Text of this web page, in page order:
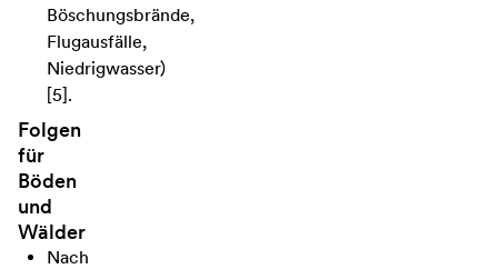
Böschungsbrände,
Flugausfälle,
Niedrigwasser)
[5].
Folgen
für
Böden
und
Wälder
Nach